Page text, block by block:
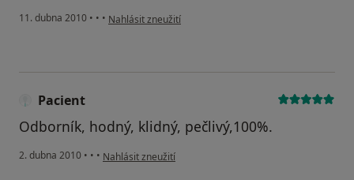
11. dubna 2010 • • • podle názoru uživatele Pacient
Nahlásit zneužití
Pacient
Odborník, hodný, klidný, pečlivý,100%.
2. dubna 2010 • • • podle názoru uživatele Pacient
Nahlásit zneužití